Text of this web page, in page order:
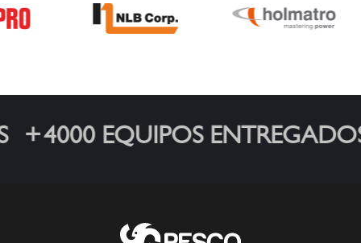
4000 EQUIPOS ENTREGADOS